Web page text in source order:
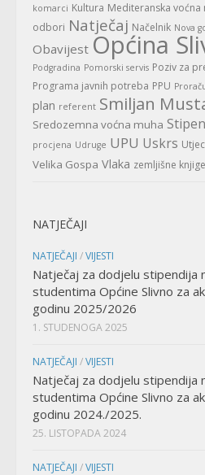
komarci Kultura Mediteranska voćna
odbori Natječaj Načelnik Nova
Obavijest Općina
Podgradina Pomorski servis Poziv za
Programa javnih potreba PPU
plan referent Smiljan
Sredozemna voćna muha
procjena Udruge UPU Uskrs
Velika Gospa Vlaka zemljišne knjige
NATJEČAJI
NATJEČAJI /VIJESTI
Natječaj za dodjelu stipendija
studentima Općine Slivno za
godinu 2025/2026
1. STUDENOGA 2025
NATJEČAJI /VIJESTI
Natječaj za dodjelu stipendija
studentima Općine Slivno za
godinu 2024./2025.
25. LISTOPADA 2024
NATJEČAJI /VIJESTI